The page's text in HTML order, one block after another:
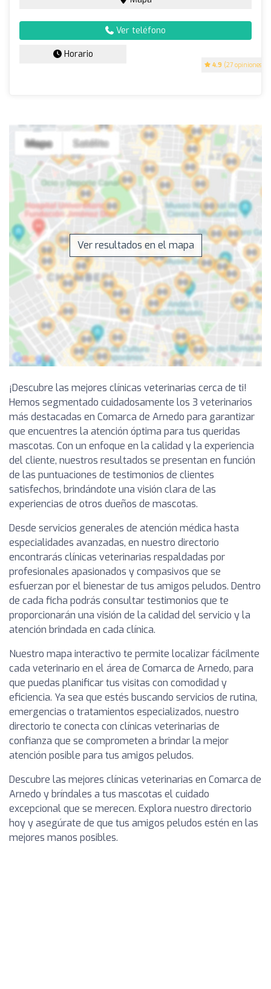
4.9 (27 opiniones)
Ver teléfono
Horario
Ver resultados en el mapa
¡Descubre las mejores clínicas veterinarias cerca de ti!
Hemos segmentado cuidadosamente los 3 veterinarios
más destacadas en Comarca de Arnedo para garantizar
que encuentres la atención óptima para tus queridas
mascotas. Con un enfoque en la calidad y la experiencia
del cliente, nuestros resultados se presentan en función
de las puntuaciones de testimonios de clientes
satisfechos, brindándote una visión clara de las
experiencias de otros dueños de mascotas.
Desde servicios generales de atención médica hasta
especialidades avanzadas, en nuestro directorio
encontrarás clínicas veterinarias respaldadas por
profesionales apasionados y compasivos que se
esfuerzan por el bienestar de tus amigos peludos. Dentro
de cada ficha podrás consultar testimonios que te
proporcionarán una visión de la calidad del servicio y la
atención brindada en cada clínica.
Nuestro mapa interactivo te permite localizar fácilmente
cada veterinario en el área de Comarca de Arnedo, para
que puedas planificar tus visitas con comodidad y
eficiencia. Ya sea que estés buscando servicios de rutina,
emergencias o tratamientos especializados, nuestro
directorio te conecta con clínicas veterinarias de
confianza que se comprometen a brindar la mejor
atención posible para tus amigos peludos.
Descubre las mejores clínicas veterinarias en Comarca de
Arnedo y bríndales a tus mascotas el cuidado
excepcional que se merecen. Explora nuestro directorio
hoy y asegúrate de que tus amigos peludos estén en las
mejores manos posibles.